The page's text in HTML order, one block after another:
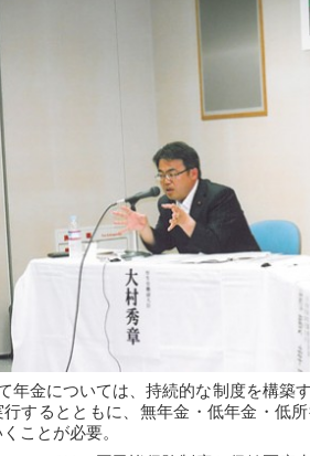
年金については、持続的な制度を構築
行するとともに、無年金・低年金・低
ことが必要。